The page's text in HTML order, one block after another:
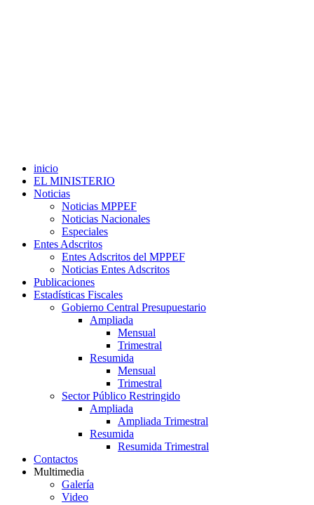
inicio
EL MINISTERIO
Noticias
Noticias MPPEF
Noticias Nacionales
Especiales
Entes Adscritos
Entes Adscritos del MPPEF
Noticias Entes Adscritos
Publicaciones
Estadísticas Fiscales
Gobierno Central Presupuestario
Ampliada
Mensual
Trimestral
Resumida
Mensual
Trimestral
Sector Público Restringido
Ampliada
Ampliada Trimestral
Resumida
Resumida Trimestral
Contactos
Multimedia
Galería
Video